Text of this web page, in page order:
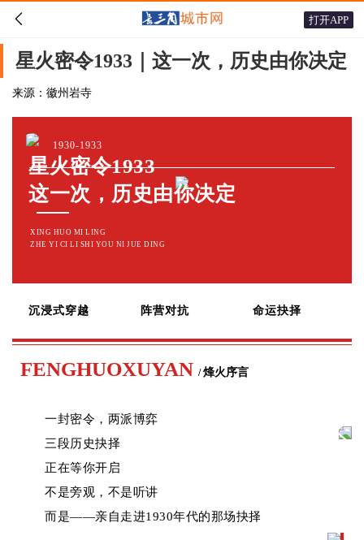
 打开APP
星火密令1933｜这一次，历史由你决定
来源：徽州岩寺
1930-1933
星火密令1933
这一次，历史由你决定
XING HUO MI LING
ZHE YI CI LI SHI YOU NI JUE DING
沉浸式穿越 阵营对抗 命运抉择
FENGHUOXUYAN /烽火序言
一封密令，两派博弈
三段历史抉择
正在等你开启
不是旁观，不是听讲
而是——亲自走进1930年代的那场抉择